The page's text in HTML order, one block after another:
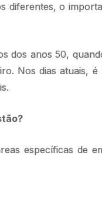
diferentes, o
dos anos 50,
Nos dias atuais,
específicas de